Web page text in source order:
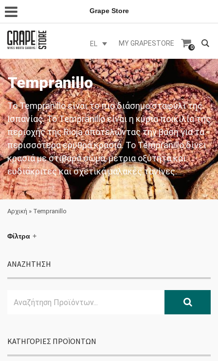
Grape Store
EL MY GRAPESTORE
0
Tempranillo
Το Tempranillo είναι το πιο διάσημο σταφύλι της
Ισπανίας. Το Tempranillo είναι η κύρια ποικιλία της
περιοχής της Rioja αποτελώντας την βάση για τα
περισσότερα ερυθρά κρασιά. Το Tempranillo δίνει
κρασιά με στιβαρό σώμα, μέτρια οξύτητα και
ευδιάκριτες και σχετικά μαλακές τανίνες.
Αρχική » Tempranillo
Φίλτρα
ΑΝΑΖΗΤΗΣΗ
for:
ΚΑΤΗΓΟΡΊΕΣ ΠΡΟΪΌΝΤΩΝ